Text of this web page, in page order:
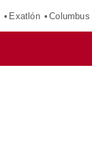
Exatlón